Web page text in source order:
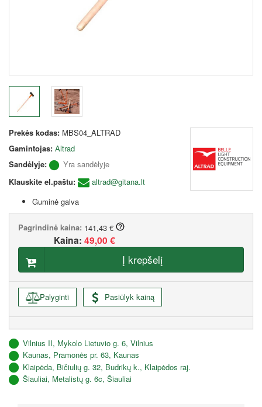
Prekės kodas: MBS04_ALTRAD
Gamintojas: Altrad
Sandėlyje:
Yra sandėlyje
Klauskite el.paštu:
altrad@gitana.lt
Guminė galva
Pagrindinė kaina: 141,43 €
Kaina: 49,00 €
Į krepšelį
Palyginti Pasiūlyk kainą
Vilnius II, Mykolo Lietuvio g. 6, Vilnius
Kaunas, Pramonės pr. 63, Kaunas
Klaipėda, Bičiulių g. 32, Budrikų k., Klaipėdos raj.
Šiauliai, Metalistų g. 6c, Šiauliai